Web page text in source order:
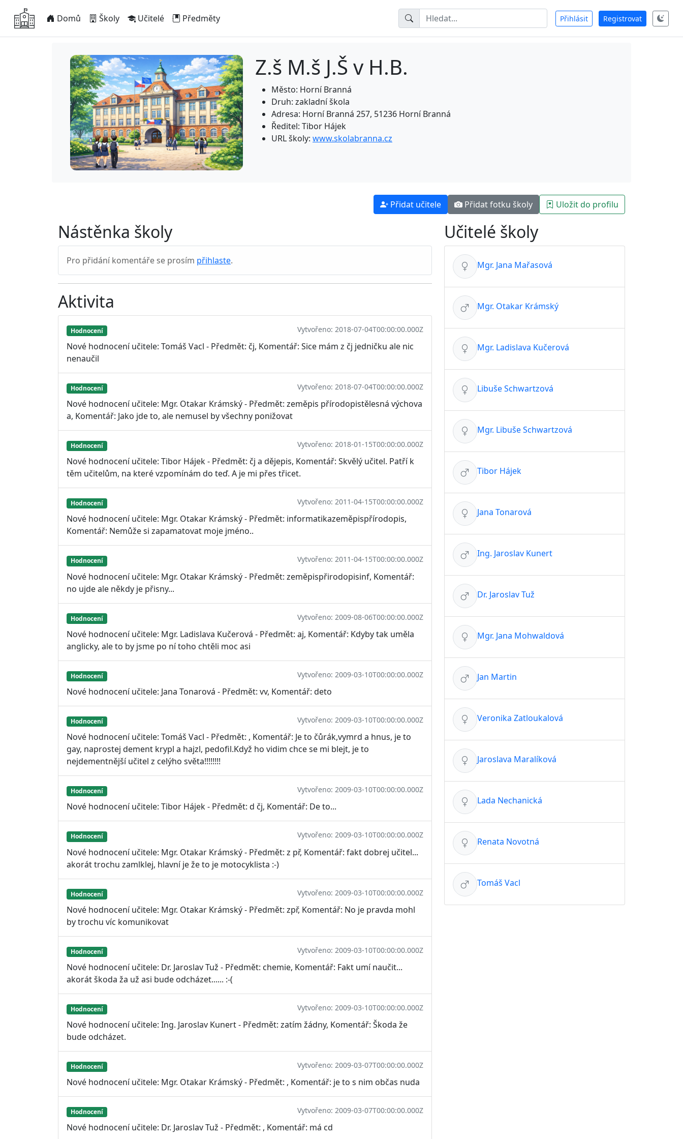
Domů Školy Učitelé Předměty Přihlásit Registrovat
Z.š M.š J.Š v H.B.
Město: Horní Branná
Druh: zakladní škola
Adresa: Horní Branná 257, 51236 Horní Branná
Ředitel: Tibor Hájek
URL školy: www.skolabranna.cz
Přidat učitele Přidat fotku školy Uložit do profilu
Nástěnka školy
Pro přidání komentáře se prosím přihlaste.
Aktivita
Hodnocení Vytvořeno: 2018-07-04T00:00:00.000Z
Nové hodnocení učitele: Tomáš Vacl - Předmět: čj, Komentář: Sice mám z čj jedničku ale nic
nenaučil
Hodnocení Vytvořeno: 2018-07-04T00:00:00.000Z
Nové hodnocení učitele: Mgr. Otakar Krámský - Předmět: zeměpis přírodopistělesná výchova
a, Komentář: Jako jde to, ale nemusel by všechny ponižovat
Hodnocení Vytvořeno: 2018-01-15T00:00:00.000Z
Nové hodnocení učitele: Tibor Hájek - Předmět: čj a dějepis, Komentář: Skvělý učitel. Patří k
těm učitelům, na které vzpomínám do teď. A je mi přes třicet.
Hodnocení Vytvořeno: 2011-04-15T00:00:00.000Z
Nové hodnocení učitele: Mgr. Otakar Krámský - Předmět: informatikazeměpispřírodopis,
Komentář: Nemůže si zapamatovat moje jméno..
Hodnocení Vytvořeno: 2011-04-15T00:00:00.000Z
Nové hodnocení učitele: Mgr. Otakar Krámský - Předmět: zeměpispřirodopisinf, Komentář:
no ujde ale někdy je přisny...
Hodnocení Vytvořeno: 2009-08-06T00:00:00.000Z
Nové hodnocení učitele: Mgr. Ladislava Kučerová - Předmět: aj, Komentář: Kdyby tak uměla
anglicky, ale to by jsme po ní toho chtěli moc asi
Hodnocení Vytvořeno: 2009-03-10T00:00:00.000Z
Nové hodnocení učitele: Jana Tonarová - Předmět: vv, Komentář: deto
Hodnocení Vytvořeno: 2009-03-10T00:00:00.000Z
Nové hodnocení učitele: Tomáš Vacl - Předmět: , Komentář: Je to čůrák,vymrd a hnus, je to
gay, naprostej dement krypl a hajzl, pedofil.Když ho vidim chce se mi blejt, je to
nejdementnější učitel z celýho světa!!!!!!!!
Hodnocení Vytvořeno: 2009-03-10T00:00:00.000Z
Nové hodnocení učitele: Tibor Hájek - Předmět: d čj, Komentář: De to...
Hodnocení Vytvořeno: 2009-03-10T00:00:00.000Z
Nové hodnocení učitele: Mgr. Otakar Krámský - Předmět: z př, Komentář: fakt dobrej učitel...
akorát trochu zamlklej, hlavní je že to je motocyklista :-)
Hodnocení Vytvořeno: 2009-03-10T00:00:00.000Z
Nové hodnocení učitele: Mgr. Otakar Krámský - Předmět: zpř, Komentář: No je pravda mohl
by trochu víc komunikovat
Hodnocení Vytvořeno: 2009-03-10T00:00:00.000Z
Nové hodnocení učitele: Dr. Jaroslav Tuž - Předmět: chemie, Komentář: Fakt umí naučit...
akorát škoda ža už asi bude odcházet...... :-(
Hodnocení Vytvořeno: 2009-03-10T00:00:00.000Z
Nové hodnocení učitele: Ing. Jaroslav Kunert - Předmět: zatím žádny, Komentář: Škoda že
bude odcházet.
Hodnocení Vytvořeno: 2009-03-07T00:00:00.000Z
Nové hodnocení učitele: Mgr. Otakar Krámský - Předmět: , Komentář: je to s nim občas nuda
Hodnocení Vytvořeno: 2009-03-07T00:00:00.000Z
Nové hodnocení učitele: Dr. Jaroslav Tuž - Předmět: , Komentář: má cd
Učitelé školy
Mgr. Jana Mařasová
Mgr. Otakar Krámský
Mgr. Ladislava Kučerová
Libuše Schwartzová
Mgr. Libuše Schwartzová
Tibor Hájek
Jana Tonarová
Ing. Jaroslav Kunert
Dr. Jaroslav Tuž
Mgr. Jana Mohwaldová
Jan Martin
Veronika Zatloukalová
Jaroslava Maralíková
Lada Nechanická
Renata Novotná
Tomáš Vacl